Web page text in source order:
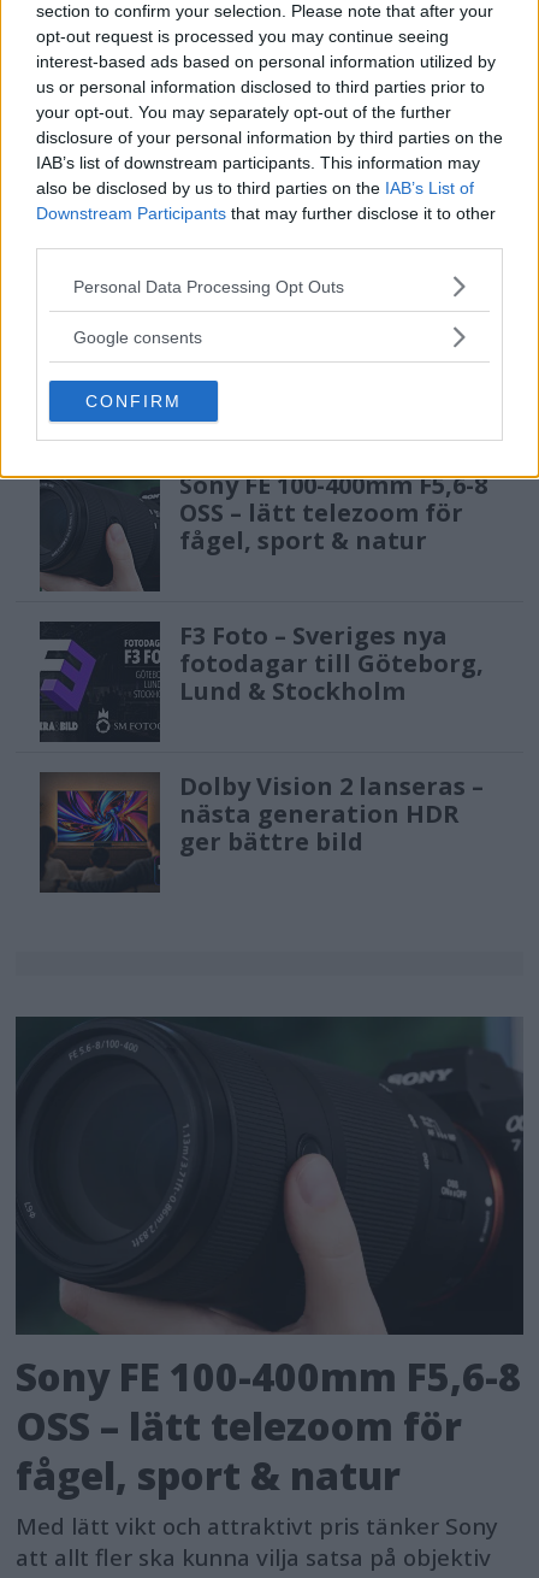
section to confirm your selection. Please note that after your
opt-out request is processed you may continue seeing
interest-based ads based on personal information utilized by
us or personal information disclosed to third parties prior to
your opt-out. You may separately opt-out of the further
disclosure of your personal information by third parties on the
IAB’s list of downstream participants. This information may
also be disclosed by us to third parties on the IAB’s List of
Downstream Participants that may further disclose it to other
Please note that this website/app uses one or more Google
not limited to your visit or usage behaviour. You may click to
use your data for below specified purposes in below Google
consent section.
Personal Data Processing Opt Outs
Google consents
CONFIRM
DJI Osmo Pocket 4P
släppt – får 10-bitars D-
Log 2 & 3x optisk zoom
Sony lägger bud på
Tamron – kan vara värt
OM System lanserar
gratislån av kameror &
objektiv i Sverige
Sony FE 100-400mm F5,6-8
OSS – lätt telezoom för
fågel, sport & natur
F3 Foto – Sveriges nya
fotodagar till Göteborg,
Lund & Stockholm
Dolby Vision 2 lanseras –
nästa generation HDR
ger bättre bild
Sony FE 100-400mm F5,6-8
OSS – lätt telezoom för
fågel, sport & natur
Med lätt vikt och attraktivt pris tänker Sony
att allt fler ska kunna vilja satsa på objektiv